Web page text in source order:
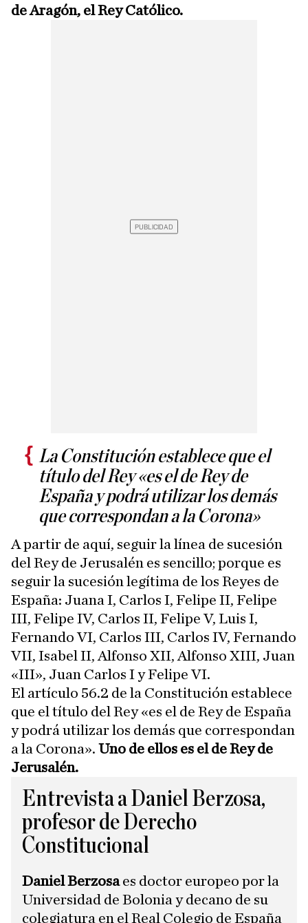
de Aragón, el Rey Católico.
La Constitución establece que el
título del Rey «es el de Rey de
España y podrá utilizar los demás
que correspondan a la Corona»
A partir de aquí, seguir la línea de sucesión
del Rey de Jerusalén es sencillo; porque es
seguir la sucesión legítima de los Reyes de
España: Juana I, Carlos I, Felipe II, Felipe
III, Felipe IV, Carlos II, Felipe V, Luis I,
Fernando VI, Carlos III, Carlos IV, Fernando
VII, Isabel II, Alfonso XII, Alfonso XIII, Juan
«III», Juan Carlos I y Felipe VI.
El artículo 56.2 de la Constitución establece
que el título del Rey «es el de Rey de España
y podrá utilizar los demás que correspondan
a la Corona». Uno de ellos es el de Rey de
Jerusalén.
Entrevista a Daniel Berzosa,
profesor de Derecho
Constitucional
Daniel Berzosaes doctor europeo por la
Universidad de Bolonia y decano de su
colegiatura en el Real Colegio de España